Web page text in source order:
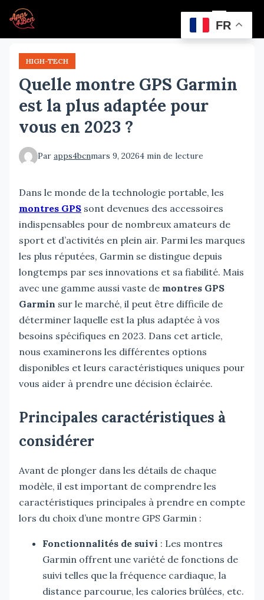
Aller
au
contenu
principal
HIGH-TECH
Quelle montre GPS Garmin
est la plus adaptée pour
vous en 2023 ?
Par apps4bcnmars 9, 20264 min de lecture
Dans le monde de la technologie portable, les
montres GPS sont devenues des accessoires
indispensables pour de nombreux amateurs de
sport et d’activités en plein air. Parmi les marques
les plus réputées, Garmin se distingue depuis
longtemps par ses innovations et sa fiabilité. Mais
avec une gamme aussi vaste de montres GPS
Garmin sur le marché, il peut être difficile de
déterminer laquelle est la plus adaptée à vos
besoins spécifiques en 2023. Dans cet article,
nous examinerons les différentes options
disponibles et leurs caractéristiques uniques pour
vous aider à prendre une décision éclairée.
Principales caractéristiques à
considérer
Avant de plonger dans les détails de chaque
modèle, il est important de comprendre les
caractéristiques principales à prendre en compte
lors du choix d’une montre GPS Garmin :
Fonctionnalités de suivi : Les montres
Garmin offrent une variété de fonctions de
suivi telles que la fréquence cardiaque, la
distance parcourue, les calories brûlées, etc.
FR